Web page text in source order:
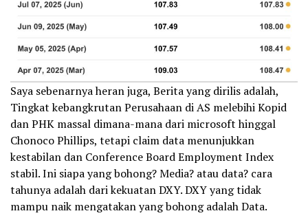
Saya sebenarnya heran juga, Berita yang dirilis adalah,
Tingkat kebangkrutan Perusahaan di AS melebihi Kopid
dan PHK massal dimana-mana dari microsoft hinggal
Chonoco Phillips, tetapi claim data menunjukkan
kestabilan dan Conference Board Employment Index
stabil. Ini siapa yang bohong? Media? atau data? cara
tahunya adalah dari kekuatan DXY. DXY yang tidak
mampu naik mengatakan yang bohong adalah Data.